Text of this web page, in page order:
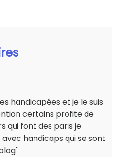
handicapées et je le suis
certains profite de
qui font des paris je
handicaps qui se sont